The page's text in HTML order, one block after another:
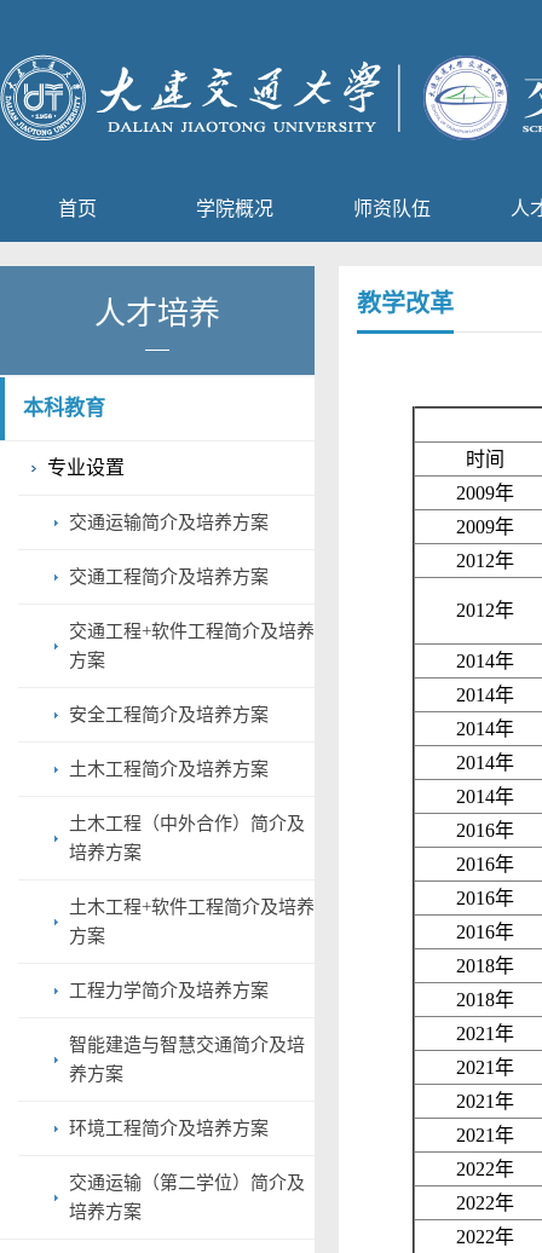
首页 学院概况 师资队伍 人
人才培养
本科教育
专业设置
交通运输简介及培养方案
交通工程简介及培养方案
交通工程+软件工程简介及培养
方案
安全工程简介及培养方案
土木工程简介及培养方案
土木工程（中外合作）简介及
培养方案
土木工程+软件工程简介及培养
方案
工程力学简介及培养方案
智能建造与智慧交通简介及培
养方案
环境工程简介及培养方案
交通运输（第二学位）简介及
培养方案
教学改革
时间
2009年
2009年
2012年
2012年
2014年
2014年
2014年
2014年
2014年
2016年
2016年
2016年
2016年
2018年
2018年
2021年
2021年
2021年
2021年
2022年
2022年
2022年